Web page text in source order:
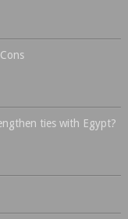
ties with Egypt?